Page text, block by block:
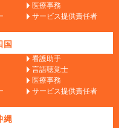
医療事務
サービス提供責任者
国
看護助手
言語聴覚士
医療事務
サービス提供責任者
縄